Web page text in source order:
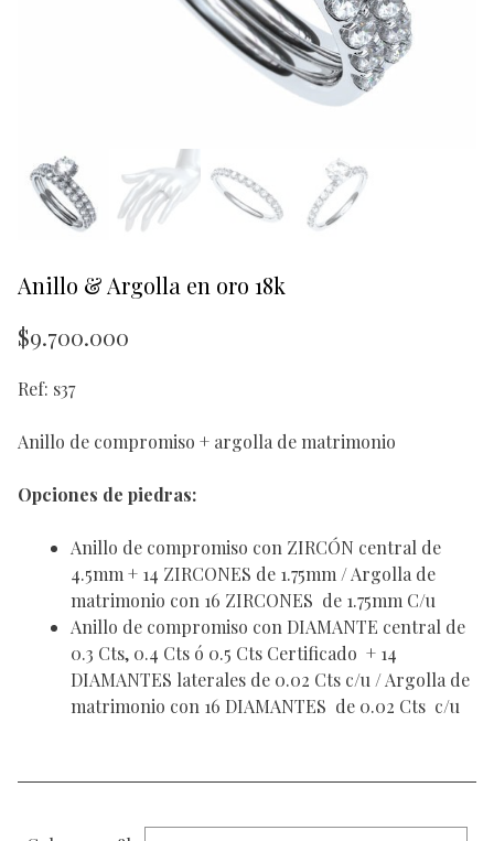
Anillo & Argolla en oro 18k
$9.700.000
Ref: s37
Anillo de compromiso + argolla de matrimonio
Opciones de piedras:
Anillo de compromiso con ZIRCÓN central de
4.5mm + 14 ZIRCONES de 1.75mm / Argolla de
matrimonio con 16 ZIRCONES de 1.75mm C/u
Anillo de compromiso con DIAMANTE central de
0.3 Cts, 0.4 Cts ó 0.5 Cts Certificado + 14
DIAMANTES laterales de 0.02 Cts c/u / Argolla de
matrimonio con 16 DIAMANTES de 0.02 Cts c/u